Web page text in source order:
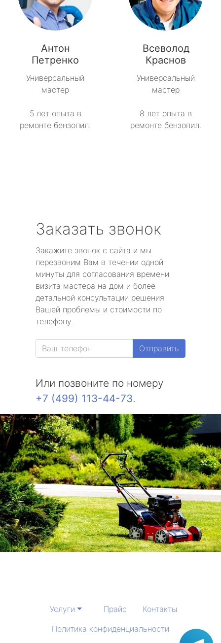
Антон
Петренко
Универсальный
мастер
5 лет опыта в
ремонте бензопил.
Всеволод
Краснов
Универсальный
мастер
8 лет опыта в
ремонте бензопил.
Заказать звонок
Закажите звонок с сайта и мы
перезвоним Вам в течении одной
минуты для согласования времени
визита мастера на дом и более
детальной консультации решения
Вашей проблемы и стоимости по
телефону.
Отправить
Или позвоните по номеру
+7 (499) 113-44-73.
Услуги Прайс
Контакты
Политика конфиденциальности